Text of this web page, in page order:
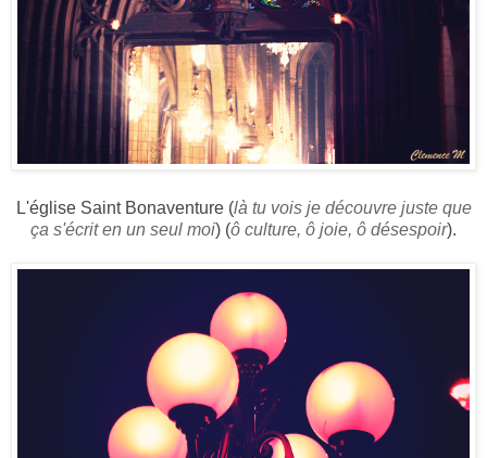
L'église Saint Bonaventure (là tu vois je découvre juste que
ça s'écrit en un seul moi) (ô culture, ô joie, ô désespoir).